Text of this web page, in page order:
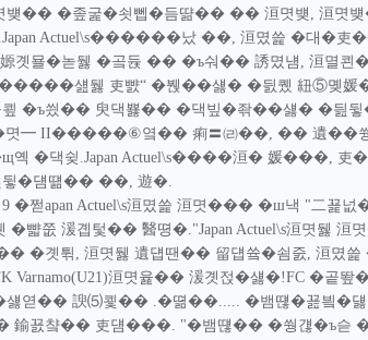
뱾�� �좊굹�쇳뻽�듬땲�� �� 洹몃뱾, 洹몃
Actuel\s������났 ��, 洹몄쓽 �대�
곗묠�녿뒗 �곸듅 �� �ъ숴�� 誘몄냼, 洹멸
섎뒗 吏뺤“ �붽��섏� �딄퀬 紐⑤몢
�ъ씠�� 臾댁뾿�� �댁빞�좎��섏� �딆뒿
몃━ II�����⑥옄�� 痢〓㈃��, �� 遺��쒕
�댁슂.Japan Actuel\s����洹� 媛���, 吏�
뒿�덈떎�� ��, 遊�.
apan Actuel\s洹몄쓽 洹몃��� �ш낵 "二
쭚 湲곕텇�� 醫뗭�."Japan Actuel\s洹몃뒗
�곗튂, 洹몃뒗 遺덉땐�� 留덉쓬�쇰줈,
Varnamo(U21)洹몃윭�� 湲곗젅�섏�!FC �
엳�� 諛⑸쾿�� .�뗢��..... �뱀떊�꾪빀�덇
꾨챸�� 吏덈���. "�뱀떊�� �쒕걚�ъ슫